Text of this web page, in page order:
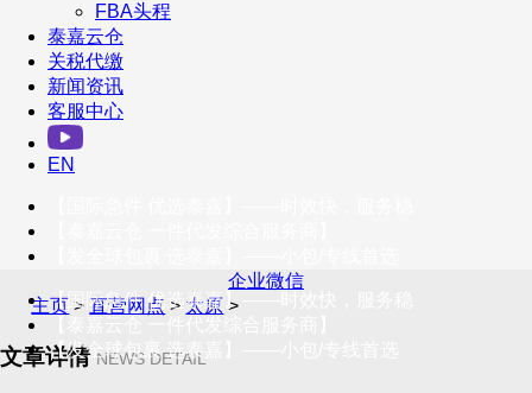
订阅号
客户服务热线
400-098-5699
联系我们
FBA头程
泰嘉云仓
关税代缴
新闻资讯
客服中心
EN
【国际急件 优选泰嘉】——时效快，服务稳
【发全球包裹 选泰嘉】——小包/专线首选
企业微信
主页 > 直营网点 > 太原 >
文章详情 NEWS DETAIL